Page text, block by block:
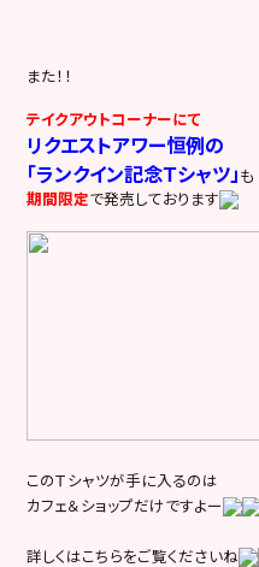
また！！
テイクアウトコーナーにて
リクエストアワー恒例の
「ランクイン記念Ｔシャツ」も
期間限定で発売しております
このＴシャツが手に入るのは
カフェ＆ショップだけですよー
詳しくはこちらをご覧くださいね